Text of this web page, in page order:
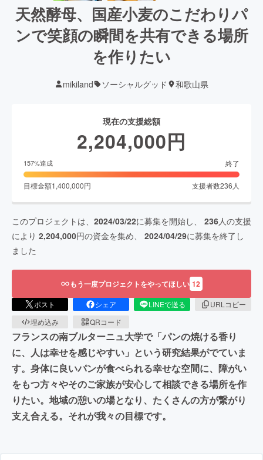
天然酵母、国産小麦のこだわりパ
ンで笑顔の瞬間を共有できる場所
を作りたい
mikiland ソーシャルグッド 和歌山県
現在の支援総額
2,204,000円
157%達成 終了
目標金額1,400,000円 支援者数236 人
このプロジェクトは、 2024/03/22に募集を開始し、 236人の支援
により 2,204,000円の資金を集め、 2024/04/29に募集を終了し
ました
もう一度プロジェクトをやってほしい 12
ポスト シェア LINEで送る
URLコピー
埋め込み
QRコード
フランスの南ブルターニュ大学で「パンの焼ける香り
に、人は幸せを感じやすい」という研究結果がでていま
す。身体に良いパンが食べられる幸せな空間に、障がい
をもつ方々やそのご家族が安心して相談できる場所を作
りたい。地域の憩いの場となり、たくさんの方が繋がり
支え合える。それが我々の目標です。